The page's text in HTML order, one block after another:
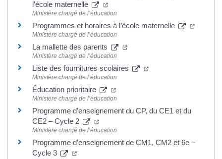
l’école maternelle
Ministère chargé de l’éducation
Programmes et horaires à l’école maternelle
Ministère chargé de l’éducation
La mallette des parents
Ministère chargé de l’éducation
Liste des fournitures scolaires
Ministère chargé de l’éducation
Éducation prioritaire
Ministère chargé de l’éducation
Programme d’enseignement du CP, du CE1 et du
CE2 – Cycle 2
Ministère chargé de l’éducation
Programme d’enseignement de CM1, CM2 et 6e –
Cycle 3